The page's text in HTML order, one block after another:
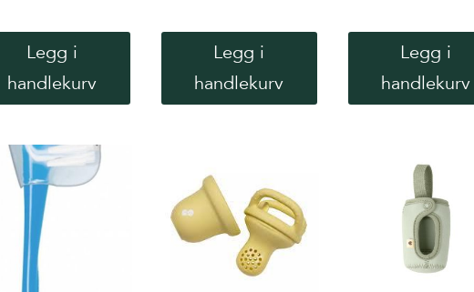
Legg i
handlekurv
Legg i
handlekurv
Legg i
handlekurv